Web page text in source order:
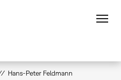
Hans-Peter Feldmann